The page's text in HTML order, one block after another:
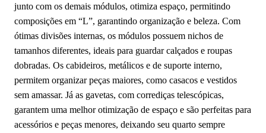
junto com os demais módulos, otimiza espaço, permitindo
composições em “L”, garantindo organização e beleza. Com
ótimas divisões internas, os módulos possuem nichos de
tamanhos diferentes, ideais para guardar calçados e roupas
dobradas. Os cabideiros, metálicos e de suporte interno,
permitem organizar peças maiores, como casacos e vestidos
sem amassar. Já as gavetas, com corrediças telescópicas,
garantem uma melhor otimização de espaço e são perfeitas para
acessórios e peças menores, deixando seu quarto sempre